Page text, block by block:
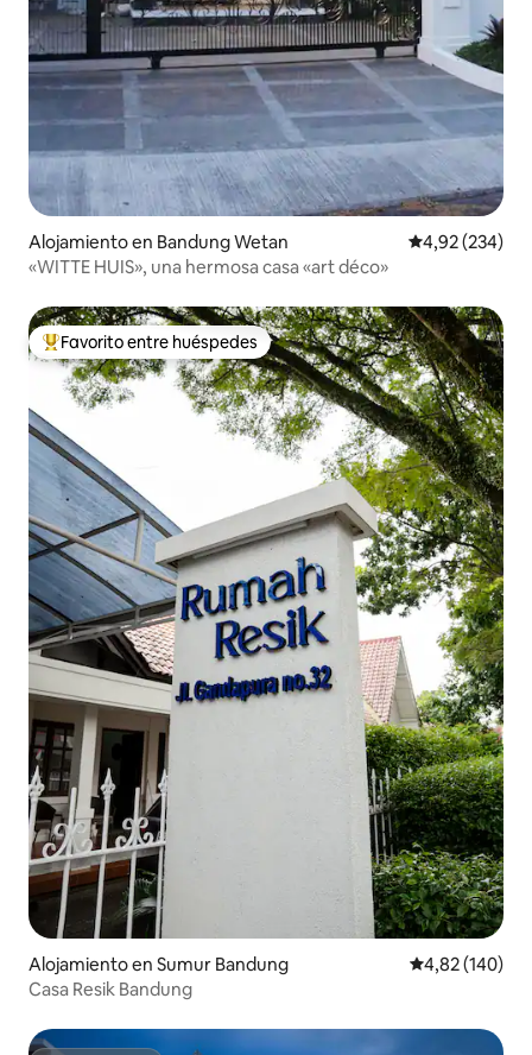
Alojamiento en Bandung Wetan Calificación
4,92 (234)
«WITTE HUIS», una hermosa casa «art déco»
Favorito entre los huéspedes más destacados
Favorito entre huéspedes
Alojamiento en Sumur Bandung Calificación
4,82 (140)
Casa Resik Bandung